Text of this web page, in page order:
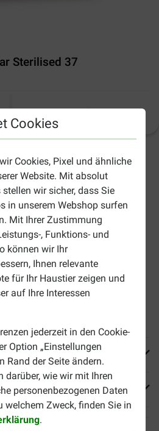
Cookies
Cookies, Pixel und ähnliche
Website. Mit absolut
wir sicher, dass Sie
in unserem Webshop surfen
Mit Ihrer Zustimmung
, Funktions- und
können wir Ihr
Ihnen relevante
für Ihr Haustier zeigen und
auf Ihre Interessen
jederzeit in den Cookie-
Option „Einstellungen
Rand der Seite ändern.
darüber, wie wir mit Ihren
personenbezogenen Daten
welchem Zweck, finden Sie in
.
Sterilised 37
Produktinformation
sofern nicht anders angegeben
bietet eine
kastrierte Katzen.
Energiegehalt und weniger
Muskelmasse